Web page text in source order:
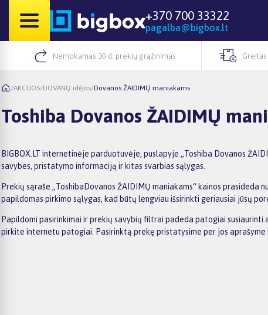
+370 700 33322
pagalba@bigbox.lt
Nemokamas 30 d. prekių grąžinimas
/AKCIJOS/DOVANŲ idėjos/Dovanos ŽAIDIMŲ maniakams
Toshiba Dovanos ŽAIDIMŲ
BIGBOX.LT internetinėje parduotuvėje, puslapyje „Toshiba Dovanos
savybes, pristatymo informaciją ir kitas svarbias sąlygas.
Prekių sąraše „ToshibaDovanos ŽAIDIMŲ maniakams“ kainos
papildomas pirkimo sąlygas, kad būtų lengviau išsirinkti geriausiai jūsų
Papildomi pasirinkimai ir prekių savybių filtrai padeda patogiai susiaurinti
pirkite internetu patogiai. Pasirinktą prekę pristatysime per jos aprašyme